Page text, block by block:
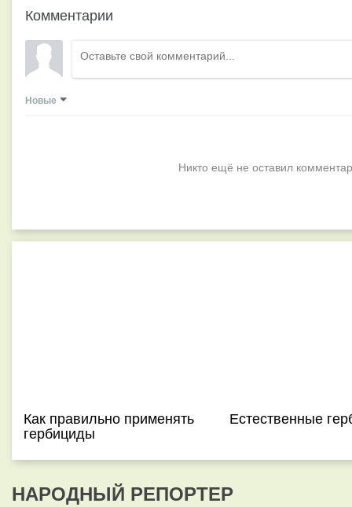
Комментарии
Новые
Никто ещё не оставил
Как правильно применять
гербициды
Естественные
НАРОДНЫЙ РЕПОРТЕР